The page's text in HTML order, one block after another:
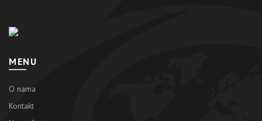
MENU
O nama
Kontakt